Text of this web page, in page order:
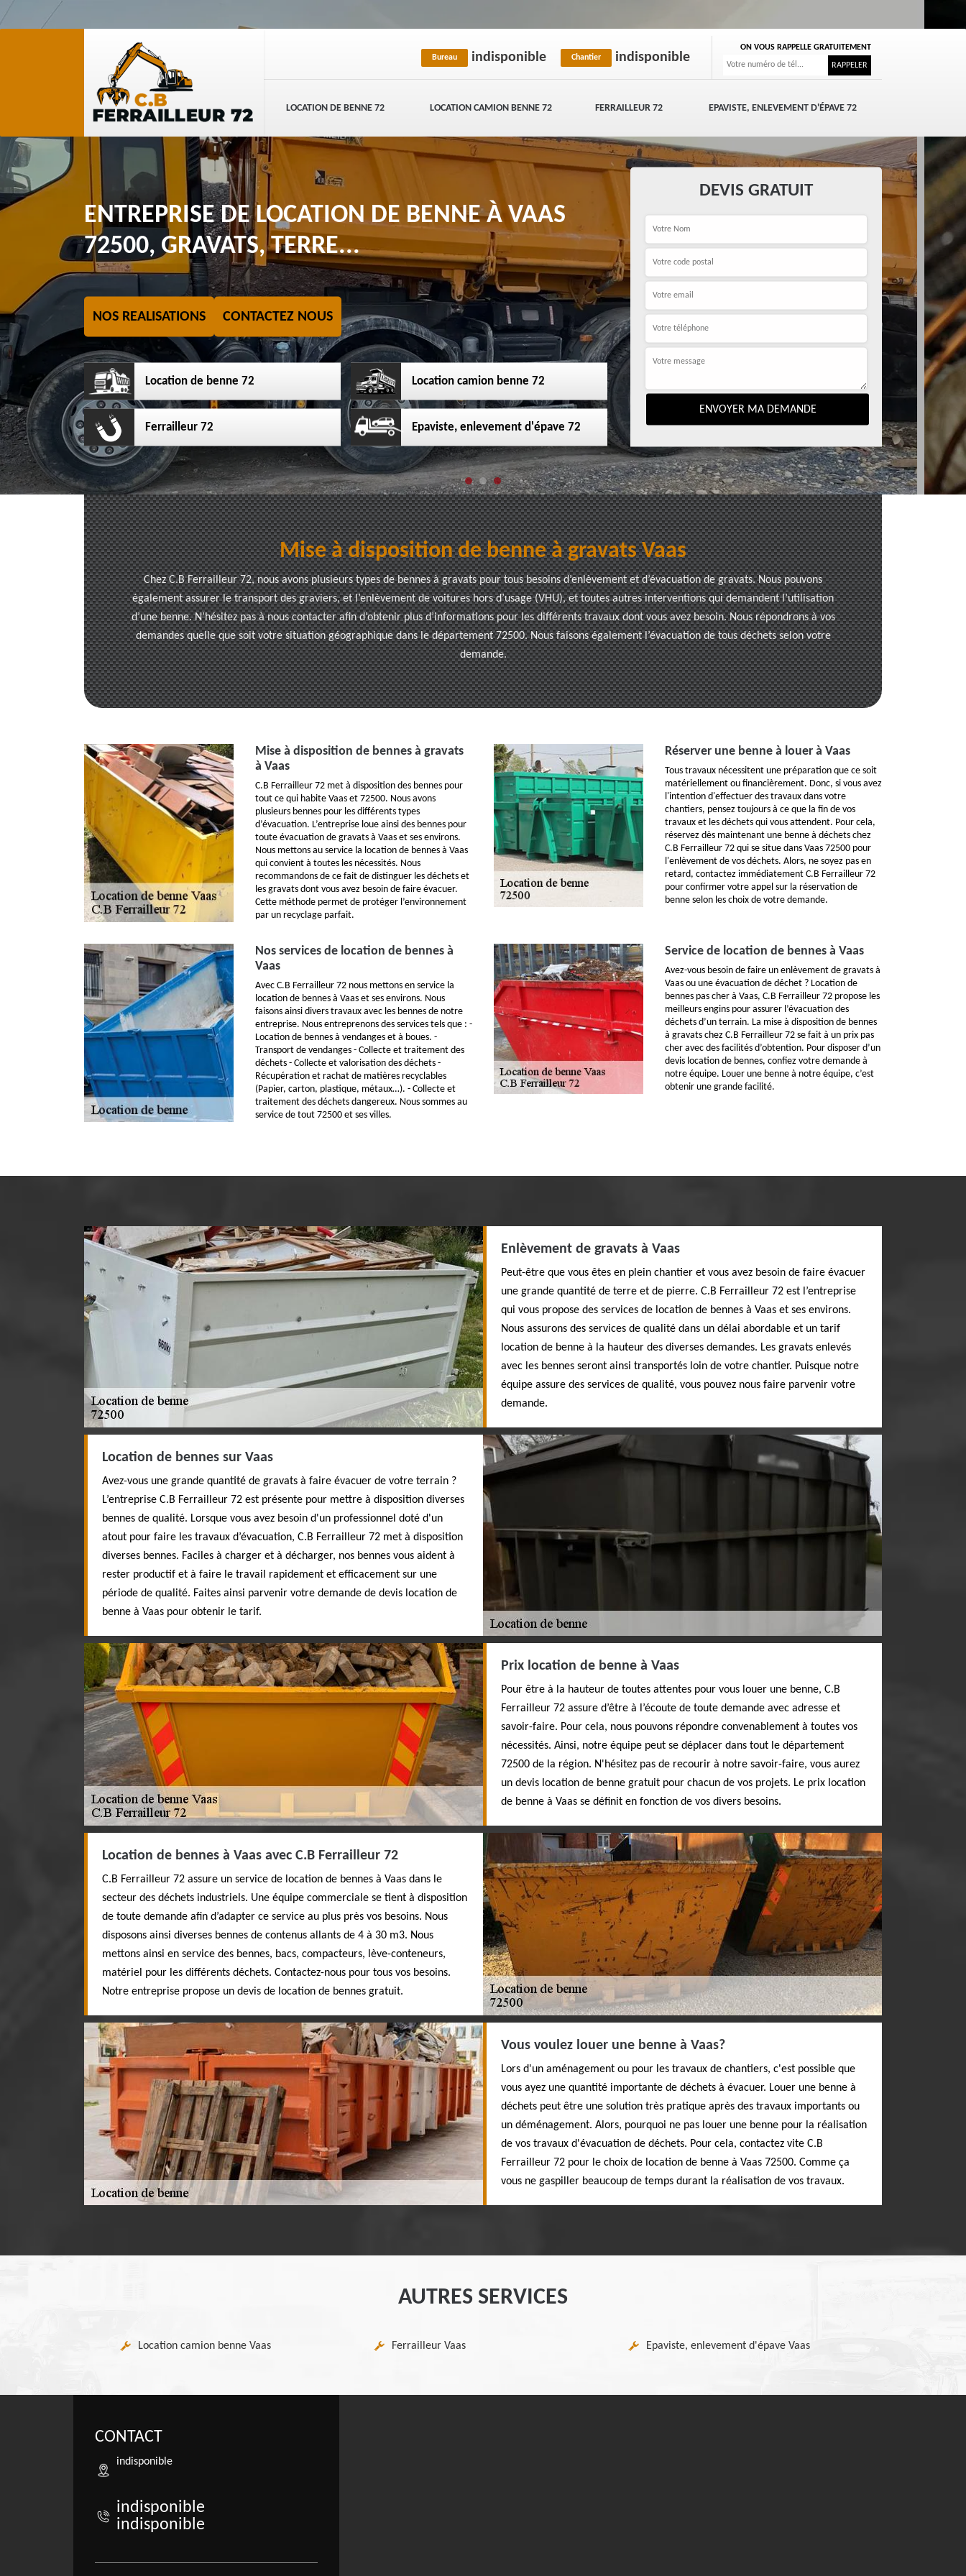
LOCATION DE BENNE 72 LOCATION CAMION BENNE 72 FERRAILLEUR 72 EPAVISTE, ENLEVEMENT D'ÉPAVE 72
Bureau indisponible Chantier indisponible
ON VOUS RAPPELLE GRATUITEMENT
ENTREPRISE DE LOCATION DE BENNE À VAAS
72500, GRAVATS, TERRE...
NOS REALISATIONS CONTACTEZ NOUS
Location de benne 72 Location camion benne 72
Ferrailleur 72 Epaviste, enlevement d'épave 72
DEVIS GRATUIT
Mise à disposition de benne à gravats Vaas
Chez C.B Ferrailleur 72, nous avons plusieurs types de bennes à gravats pour tous besoins d’enlèvement et d’évacuation de gravats. Nous pouvons
également assurer le transport des graviers, et l’enlèvement de voitures hors d’usage (VHU), et toutes autres interventions qui demandent l’utilisation
d’une benne. N’hésitez pas à nous contacter afin d’obtenir plus d’informations pour les différents travaux dont vous avez besoin. Nous répondrons à vos
demandes quelle que soit votre situation géographique dans le département 72500. Nous faisons également l’évacuation de tous déchets selon votre
demande.
Mise à disposition de bennes à gravats
à Vaas
C.B Ferrailleur 72 met à disposition des bennes pour
tout ce qui habite Vaas et 72500. Nous avons
plusieurs bennes pour les différents types
d’évacuation. L’entreprise loue ainsi des bennes pour
toute évacuation de gravats à Vaas et ses environs.
Nous mettons au service la location de bennes à Vaas
qui convient à toutes les nécessités. Nous
recommandons de ce fait de distinguer les déchets et
les gravats dont vous avez besoin de faire évacuer.
Cette méthode permet de protéger l’environnement
par un recyclage parfait.
Réserver une benne à louer à Vaas
Tous travaux nécessitent une préparation que ce soit
matériellement ou financièrement. Donc, si vous avez
l'intention d'effectuer des travaux dans votre
chantiers, pensez toujours à ce que la fin de vos
travaux et les déchets qui vous attendent. Pour cela,
réservez dès maintenant une benne à déchets chez
C.B Ferrailleur 72 qui se situe dans Vaas 72500 pour
l'enlèvement de vos déchets. Alors, ne soyez pas en
retard, contactez immédiatement C.B Ferrailleur 72
pour confirmer votre appel sur la réservation de
benne selon les choix de votre demande.
Nos services de location de bennes à
Vaas
Avec C.B Ferrailleur 72 nous mettons en service la
location de bennes à Vaas et ses environs. Nous
faisons ainsi divers travaux avec les bennes de notre
entreprise. Nous entreprenons des services tels que : -
Location de bennes à vendanges et à boues. -
Transport de vendanges - Collecte et traitement des
déchets - Collecte et valorisation des déchets -
Récupération et rachat de matières recyclables
(Papier, carton, plastique, métaux…). - Collecte et
traitement des déchets dangereux. Nous sommes au
service de tout 72500 et ses villes.
Service de location de bennes à Vaas
Avez-vous besoin de faire un enlèvement de gravats à
Vaas ou une évacuation de déchet ? Location de
bennes pas cher à Vaas, C.B Ferrailleur 72 propose les
meilleurs engins pour assurer l’évacuation des
déchets d’un terrain. La mise à disposition de bennes
à gravats chez C.B Ferrailleur 72 se fait à un prix pas
cher avec des facilités d’obtention. Pour disposer d’un
devis location de bennes, confiez votre demande à
notre équipe. Louer une benne à notre équipe, c’est
obtenir une grande facilité.
Enlèvement de gravats à Vaas
Peut-être que vous êtes en plein chantier et vous avez besoin de faire évacuer
une grande quantité de terre et de pierre. C.B Ferrailleur 72 est l’entreprise
qui vous propose des services de location de bennes à Vaas et ses environs.
Nous assurons des services de qualité dans un délai abordable et un tarif
location de benne à la hauteur des diverses demandes. Les gravats enlevés
avec les bennes seront ainsi transportés loin de votre chantier. Puisque notre
équipe assure des services de qualité, vous pouvez nous faire parvenir votre
demande.
Location de bennes sur Vaas
Avez-vous une grande quantité de gravats à faire évacuer de votre terrain ?
L’entreprise C.B Ferrailleur 72 est présente pour mettre à disposition diverses
bennes de qualité. Lorsque vous avez besoin d'un professionnel doté d'un
atout pour faire les travaux d’évacuation, C.B Ferrailleur 72 met à disposition
diverses bennes. Faciles à charger et à décharger, nos bennes vous aident à
rester productif et à faire le travail rapidement et efficacement sur une
période de qualité. Faites ainsi parvenir votre demande de devis location de
benne à Vaas pour obtenir le tarif.
Prix location de benne à Vaas
Pour être à la hauteur de toutes attentes pour vous louer une benne, C.B
Ferrailleur 72 assure d’être à l’écoute de toute demande avec adresse et
savoir-faire. Pour cela, nous pouvons répondre convenablement à toutes vos
nécessités. Ainsi, notre équipe peut se déplacer dans tout le département
72500 de la région. N'hésitez pas de recourir à notre savoir-faire, vous aurez
un devis location de benne gratuit pour chacun de vos projets. Le prix location
de benne à Vaas se définit en fonction de vos divers besoins.
Location de bennes à Vaas avec C.B Ferrailleur 72
C.B Ferrailleur 72 assure un service de location de bennes à Vaas dans le
secteur des déchets industriels. Une équipe commerciale se tient à disposition
de toute demande afin d’adapter ce service au plus près vos besoins. Nous
disposons ainsi diverses bennes de contenus allants de 4 à 30 m3. Nous
mettons ainsi en service des bennes, bacs, compacteurs, lève-conteneurs,
matériel pour les différents déchets. Contactez-nous pour tous vos besoins.
Notre entreprise propose un devis de location de bennes gratuit.
Vous voulez louer une benne à Vaas?
Lors d'un aménagement ou pour les travaux de chantiers, c'est possible que
vous ayez une quantité importante de déchets à évacuer. Louer une benne à
déchets peut être une solution très pratique après des travaux importants ou
un déménagement. Alors, pourquoi ne pas louer une benne pour la réalisation
de vos travaux d'évacuation de déchets. Pour cela, contactez vite C.B
Ferrailleur 72 pour le choix de location de benne à Vaas 72500. Comme ça
vous ne gaspiller beaucoup de temps durant la réalisation de vos travaux.
AUTRES SERVICES
Location camion benne Vaas Ferrailleur Vaas Epaviste, enlevement d'épave Vaas
CONTACT
indisponible
indisponible
indisponible